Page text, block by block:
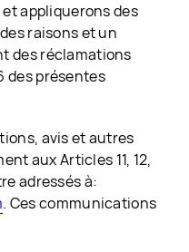
appliquerons des
raisons et un
des réclamations
des présentes
avis et autres
aux Articles 11, 12,
adressés à:
. Ces communications